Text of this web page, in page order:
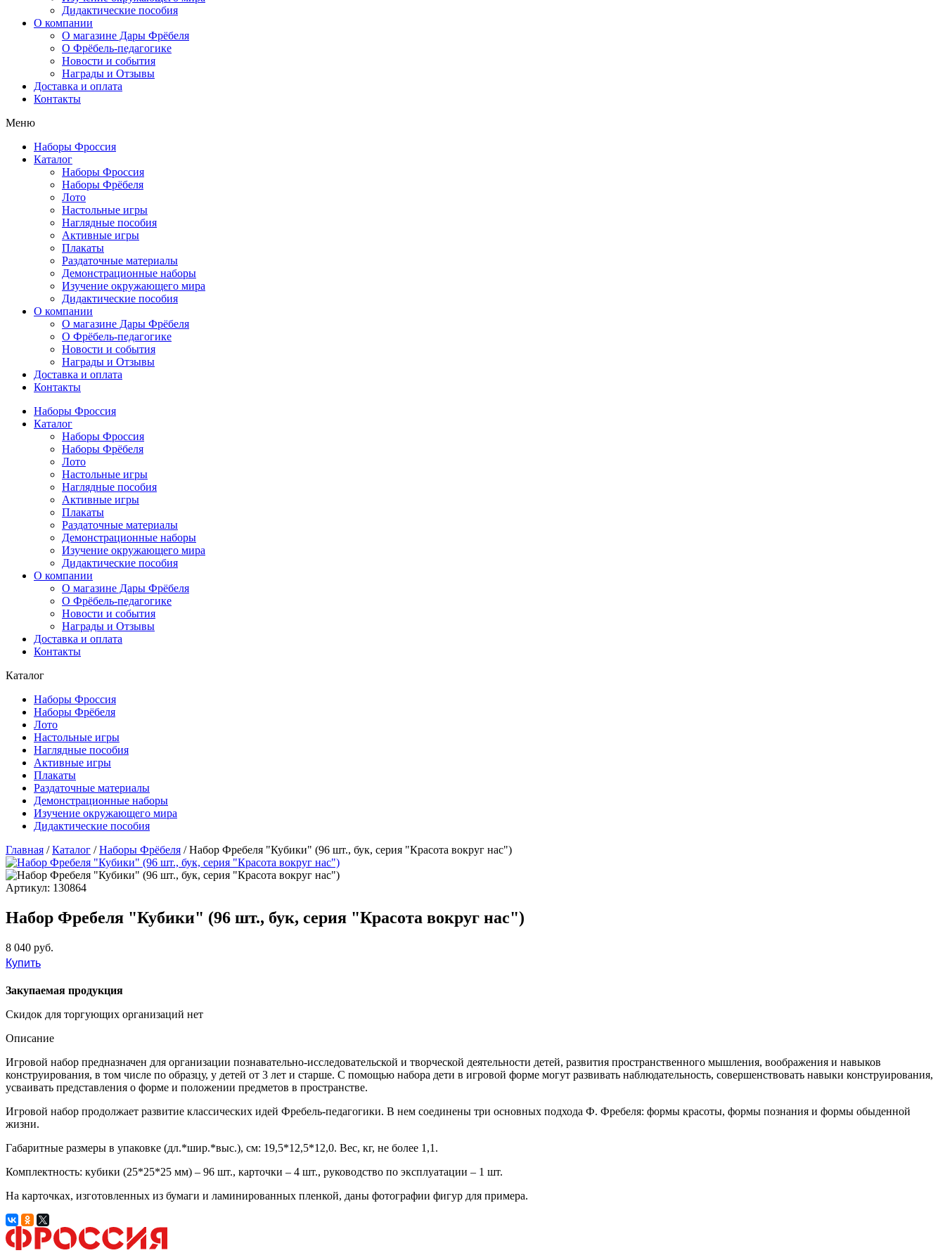
Дидактические пособия
О компании
О магазине Дары Фрёбеля
О Фрёбель-педагогике
Новости и события
Награды и Отзывы
Доставка и оплата
Контакты
Меню
Наборы Фроссия
Каталог
Наборы Фроссия
Наборы Фрёбеля
Лото
Настольные игры
Наглядные пособия
Активные игры
Плакаты
Раздаточные материалы
Демонстрационные наборы
Изучение окружающего мира
Дидактические пособия
О компании
О магазине Дары Фрёбеля
О Фрёбель-педагогике
Новости и события
Награды и Отзывы
Доставка и оплата
Контакты
Наборы Фроссия
Каталог
Наборы Фроссия
Наборы Фрёбеля
Лото
Настольные игры
Наглядные пособия
Активные игры
Плакаты
Раздаточные материалы
Демонстрационные наборы
Изучение окружающего мира
Дидактические пособия
О компании
О магазине Дары Фрёбеля
О Фрёбель-педагогике
Новости и события
Награды и Отзывы
Доставка и оплата
Контакты
Каталог
Наборы Фроссия
Наборы Фрёбеля
Лото
Настольные игры
Наглядные пособия
Активные игры
Плакаты
Раздаточные материалы
Демонстрационные наборы
Изучение окружающего мира
Дидактические пособия
Главная /Каталог /Наборы Фрёбеля /Набор Фребеля "Кубики" (96 шт., бук, серия "Красота вокруг нас")
Артикул: 130864
Набор Фребеля "Кубики" (96 шт., бук, серия "Красота вокруг нас")
8 040 руб.
Купить
Закупаемая продукция
Скидок для торгующих организаций нет
Описание
Игровой набор предназначен для организации познавательно-исследовательской и творческой деятельности детей, развития пространственного мышления, воображения и навыков
конструирования, в том числе по образцу, у детей от 3 лет и старше. С помощью набора дети в игровой форме могут развивать наблюдательность, совершенствовать навыки конструирования,
усваивать представления о форме и положении предметов в пространстве.
Игровой набор продолжает развитие классических идей Фребель-педагогики. В нем соединены три основных подхода Ф. Фребеля: формы красоты, формы познания и формы обыденной
жизни.
Габаритные размеры в упаковке (дл.*шир.*выс.), см: 19,5*12,5*12,0. Вес, кг, не более 1,1.
Комплектность: кубики (25*25*25 мм) – 96 шт., карточки – 4 шт., руководство по эксплуатации – 1 шт.
На карточках, изготовленных из бумаги и ламинированных пленкой, даны фотографии фигур для примера.